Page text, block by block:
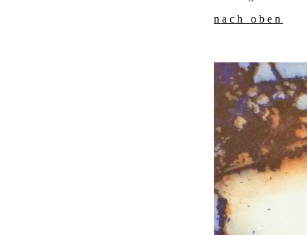
nach oben